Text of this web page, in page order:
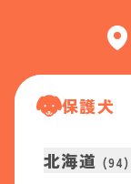
保護犬
北海道 (94)